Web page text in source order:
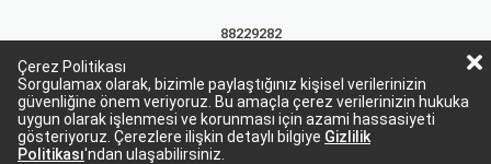
Çerez Politikası
Sorgulamax olarak, bizimle paylaştığınız kişisel verilerinizin
güvenliğine önem veriyoruz. Bu amaçla çerez verilerinizin hukuka
uygun olarak işlenmesi ve korunması için azami hassasiyeti
gösteriyoruz. Çerezlere ilişkin detaylı bilgiye Gizlilik
Politikası'ndan ulaşabilirsiniz.
88229282
15863